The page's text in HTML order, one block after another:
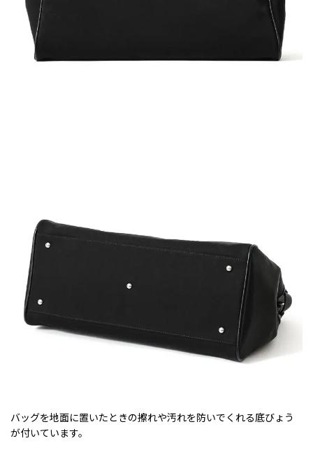
バッグを地面に置いたときの擦れや汚れを防いでくれる底びょう
が付いています。